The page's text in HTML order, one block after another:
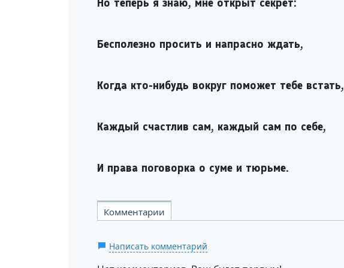
Бесполезно просить и напрасно ждать,
Когда кто-нибудь вокруг поможет тебе встать,
Каждый счастлив сам, каждый сам по себе,
И права поговорка о суме и тюрьме.
Комментарии
Написать комментарий